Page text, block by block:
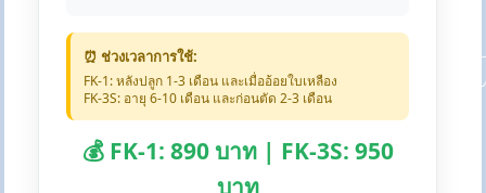
⏰ ช่วงเวลาการใช้:
FK-1: หลังปลูก 1-3 เดือน และเมื่ออ้อยใบเหลือง
FK-3S: อายุ 6-10 เดือน และก่อนตัด 2-3 เดือน
💰 FK-1: 890 บาท | FK-3S: 950
บาท